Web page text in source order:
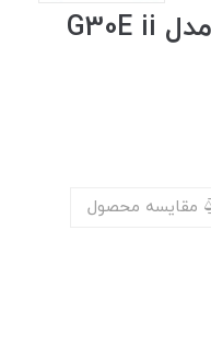
اسکوتر برقی شیائومی مدل G30E ii
مقایسه محصول